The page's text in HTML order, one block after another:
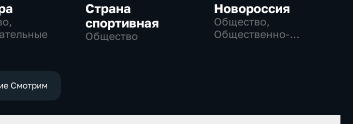
Страна
спортивная
Общество
Новороссия
Общество,
Общественно-
Смотрим